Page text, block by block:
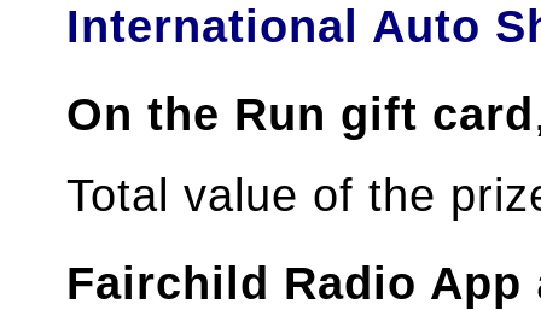
International Auto
On the Run gift card
Total value of the
Fairchild Radio App